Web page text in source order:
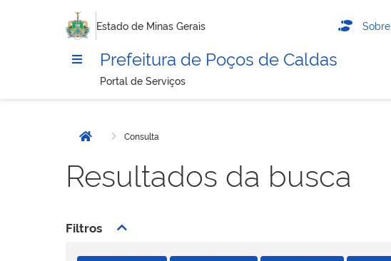
Estado de Minas Gerais Sobre
Prefeitura de Poços de Caldas
Portal de Serviços
Página inicial
Consulta
Resultados da busca
Filtros